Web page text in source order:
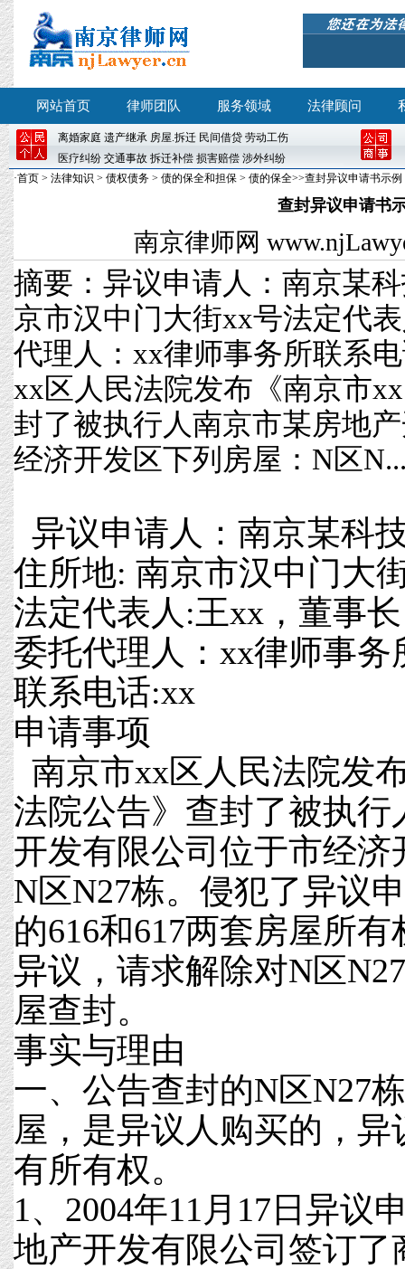
网站首页 律师团队 服务领域 法律顾问
离婚家庭 遗产继承 房屋.拆迁 民间借贷 劳动工伤
医疗纠纷 交通事故 拆迁补偿 损害赔偿 涉外纠纷
·首页 > 法律知识 > 债权债务 > 债的保全和担保 > 债的保全>>查封异议申请书示例
查封异议申请书
南京律师网
摘要：异议申请人：南京某
京市汉中门大街xx号法定代
代理人：xx律师事务所联系
xx区人民法院发布《南京市
封了被执行人南京市某房地
经济开发区下列房屋：N区
异议申请人：南京某科
住所地: 南京市汉中门大
法定代表人:王xx，董事长
委托代理人：xx律师事务
联系电话:xx
申请事项
南京市xx区人民法院发
法院公告》查封了被执行
开发有限公司位于市经
N区N27栋。侵犯了异议
的616和617两套房屋所
异议，请求解除对N区
屋查封。
事实与理由
一、公告查封的N区N27
屋，是异议人购买的，
有所有权。
1、2004年11月17日异议
地产开发有限公司签订了